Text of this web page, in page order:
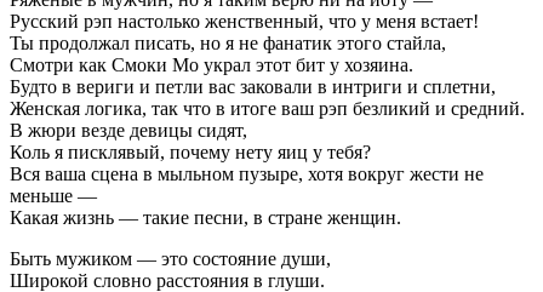
Русский рэп настолько женственный, что у меня встает!
Ты продолжал писать, но я не фанатик этого стайла,
Смотри как Смоки Мо украл этот бит у хозяина.
Будто в вериги и петли вас заковали в интриги и сплетни,
Женская логика, так что в итоге ваш рэп безликий и средний.
В жюри везде девицы сидят,
Коль я писклявый, почему нету яиц у тебя?
Вся ваша сцена в мыльном пузыре, хотя вокруг жести не
меньше —
Какая жизнь — такие песни, в стране женщин.
Быть мужиком — это состояние души,
Широкой словно расстояния в глуши.